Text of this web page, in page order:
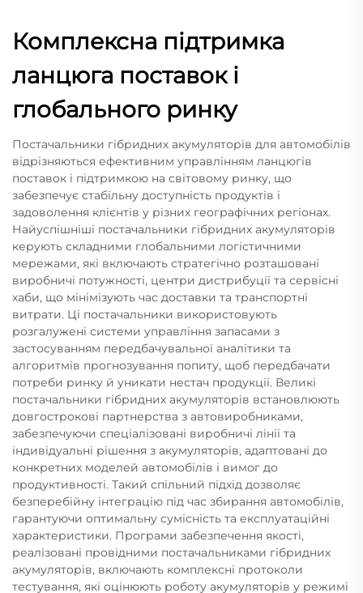
Комплексна підтримка
ланцюга поставок і
глобального ринку
Постачальники гібридних акумуляторів для автомобілів
відрізняються ефективним управлінням ланцюгів
поставок і підтримкою на світовому ринку, що
забезпечує стабільну доступність продуктів і
задоволення клієнтів у різних географічних регіонах.
Найуспішніші постачальники гібридних акумуляторів
керують складними глобальними логістичними
мережами, які включають стратегічно розташовані
виробничі потужності, центри дистрибуції та сервісні
хаби, що мінімізують час доставки та транспортні
витрати. Ці постачальники використовують
розгалужені системи управління запасами з
застосуванням передбачувальної аналітики та
алгоритмів прогнозування попиту, щоб передбачати
потреби ринку й уникати нестач продукції. Великі
постачальники гібридних акумуляторів встановлюють
довгострокові партнерства з автовиробниками,
забезпечуючи спеціалізовані виробничі лінії та
індивідуальні рішення з акумуляторів, адаптовані до
конкретних моделей автомобілів і вимог до
продуктивності. Такий спільний підхід дозволяє
безперебійну інтеграцію під час збирання автомобілів,
гарантуючи оптимальну сумісність та експлуатаційні
характеристики. Програми забезпечення якості,
реалізовані провідними постачальниками гібридних
акумуляторів, включають комплексні протоколи
тестування, які оцінюють роботу акумуляторів у режимі